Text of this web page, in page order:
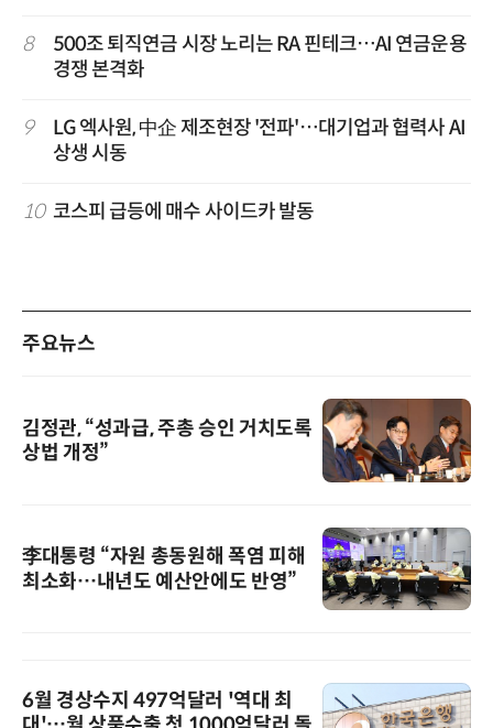
8
500조 퇴직연금 시장 노리는 RA 핀테크…AI 연금운용
경쟁 본격화
9
LG 엑사원, 中企 제조현장 '전파'…대기업과 협력사 AI
상생 시동
10 코스피 급등에 매수 사이드카 발동
주요뉴스
김정관, “성과급, 주총 승인 거치도록
상법 개정”
李대통령 “자원 총동원해 폭염 피해
최소화…내년도 예산안에도 반영”
6월 경상수지 497억달러 '역대 최